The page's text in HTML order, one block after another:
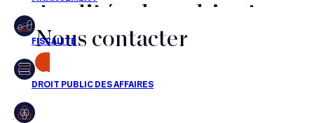
Financement
Fiscalité
Droit public des affaires
Droit social
actualités du cabinet,
nos récompenses et nos
transactions, jour après
jour
Nous contacter